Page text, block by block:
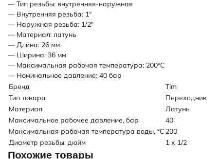
— Тип резьбы: внутренняя-наружная
— Внутренняя резьба: 1"
— Наружная резьба: 1/2"
— Материал: латунь
— Длина: 26 мм
— Ширина: 36 мм
— Максимальная рабочая температура: 200°С
— Номинальное давление: 40 бар
Бренд
Tim
Тип товара
Переходник
Материал
Латунь
Максимальное рабочее давление, бар
40
Максимальная рабочая температура воды, °C 200
Диаметр резьбы, дюйм
1 х 1/2
Похожие товары